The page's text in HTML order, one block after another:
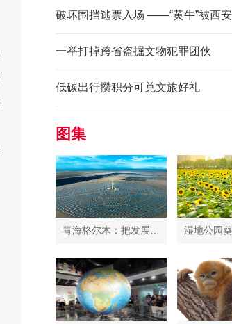
一举打掉跨省盗掘文物犯罪团伙
低碳出行攒积分可兑文旅好礼
图集
湿地公园